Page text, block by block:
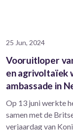
25 Jun, 2024
Vooruitloper
en agrivoltaïek
ambassade in
Op 13 juni werkte
samen met de
verjaardag van